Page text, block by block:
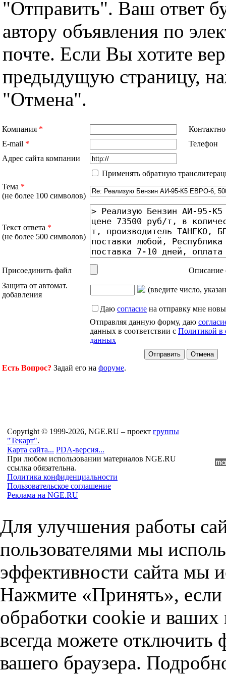
"Отправить". Ваш ответ
автору объявления по
почте. Если Вы хотите
предыдущую страницу,
"Отмена".
Компания *
E-mail *
Телефон
Адрес сайта компании
Применять обратную
Тема *
(не более 100 символов)
Текст ответа *
(не более 500 символов)
Присоединить файл
Описание
Защита от автомат.
добавления
(введите число,
Даю согласие на отправку мне
Отправляя данную форму, даю
данных в соответствии с Политикой в
данных
Есть Вопрос? Задай его на форуме.
Copyright © 1999-2026, NGE.RU – проект группы
"Текарт".
Карта сайта... PDA-версия...
При любом использовании материалов NGE.RU
ссылка обязательна.
Политика конфиденциальности
Пользовательское соглашение
Реклама на NGE.RU
Для улучшения работы
пользователями мы
эффективности сайта мы
Нажмите «Принять», если
обработки cookie и
всегда можете отключить
вашего браузера.